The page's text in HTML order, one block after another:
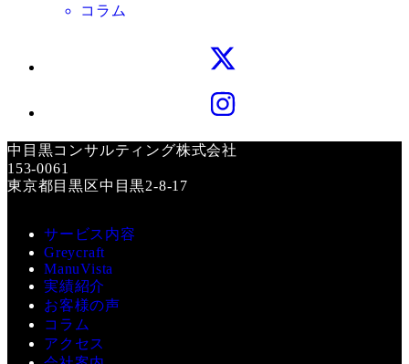
稿
コラム
X
Instagram
中目黒コンサルティング株式会社
153-0061
東京都目黒区中目黒2-8-17
サービス内容
Greycraft
ManuVista
実績紹介
お客様の声
コラム
アクセス